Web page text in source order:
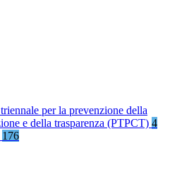
per la prevenzione della
e della trasparenza (PTPCT) 4
176